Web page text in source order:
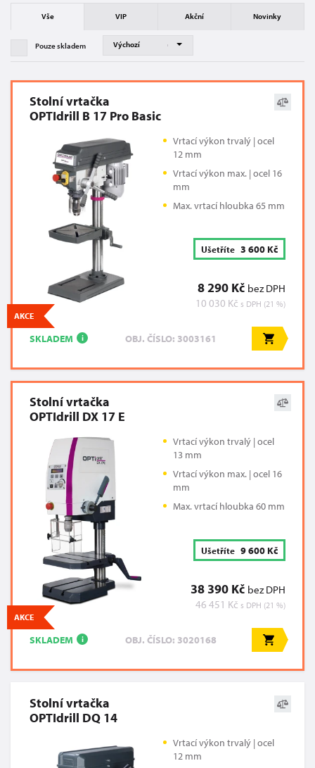
Vše VIP Akční Novinky
Pouze skladem
Stolní vrtačka
OPTIdrill B 17 Pro Basic
Vrtací výkon trvalý | ocel
12 mm
Vrtací výkon max. | ocel 16
mm
Max. vrtací hloubka 65 mm
Ušetříte 3 600 Kč
8 290 Kč bez DPH
10 030 Kč s DPH (21 %)
AKCE
SKLADEM i OBJ. ČÍSLO: 3003161
Stolní vrtačka
OPTIdrill DX 17 E
Vrtací výkon trvalý | ocel
13 mm
Vrtací výkon max. | ocel 16
mm
Max. vrtací hloubka 60 mm
Ušetříte 9 600 Kč
38 390 Kč bez DPH
46 451 Kč s DPH (21 %)
AKCE
SKLADEM i OBJ. ČÍSLO: 3020168
Stolní vrtačka
OPTIdrill DQ 14
Vrtací výkon trvalý | ocel
12 mm